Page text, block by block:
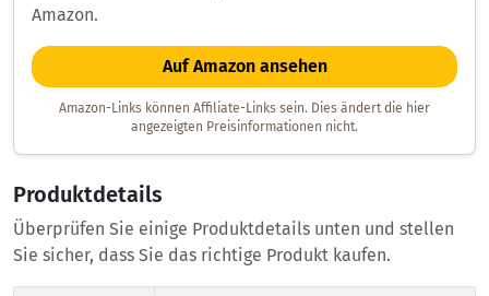
Amazon.
Auf Amazon ansehen
Amazon-Links können Affiliate-Links sein. Dies ändert die hier
angezeigten Preisinformationen nicht.
Produktdetails
Überprüfen Sie einige Produktdetails unten und stellen
Sie sicher, dass Sie das richtige Produkt kaufen.